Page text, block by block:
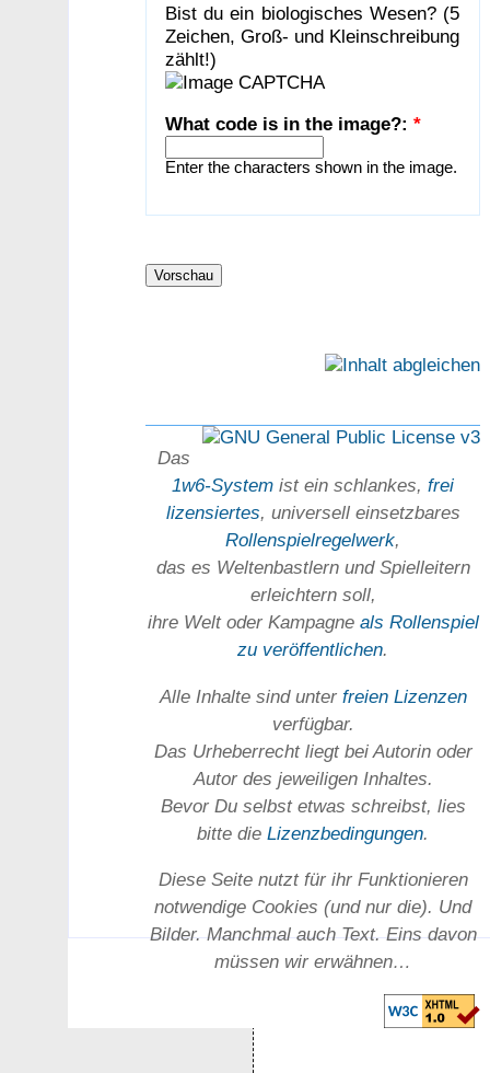
Bist du ein biologisches Wesen? (5
Zeichen, Groß- und Kleinschreibung
zählt!)
What code is in the image?:*
Enter the characters shown in the image.
Das
1w6-System ist ein schlankes,frei
lizensiertes, universell einsetz­bares
Rollen­spielregel­werk,
das es Welten­bastlern und Spiel­leitern
erleichtern soll,
ihre Welt oder Kam­pagne als Rollenspiel
zu ver­öffent­lichen.
Alle Inhalte sind unter freien Lizenzen
verfügbar.
Das Urheber­recht liegt bei Autorin oder
Autor des jeweiligen In­haltes.
Bevor Du selbst etwas schreibst, lies
bitte dieLizenz­bedingungen.
Diese Seite nutzt für ihr Funktionieren
notwendige Cookies (und nur die). Und
Bilder. Manchmal auch Text. Eins davon
müssen wir erwähnen…